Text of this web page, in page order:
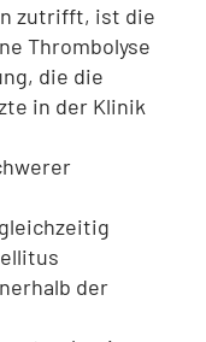
zutrifft, ist die
Thrombolyse
die die
in der Klinik
der